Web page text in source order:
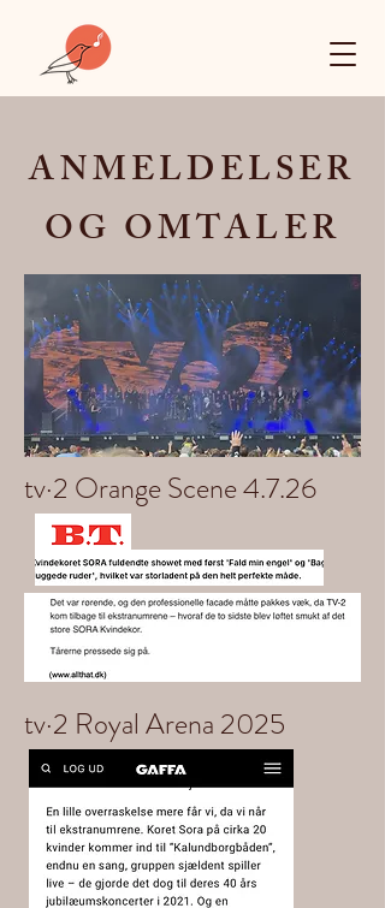
ANMELDELSER
OG OMTALER
tv·2 Orange Scene 4.7.26
tv·2 Royal Arena 2025